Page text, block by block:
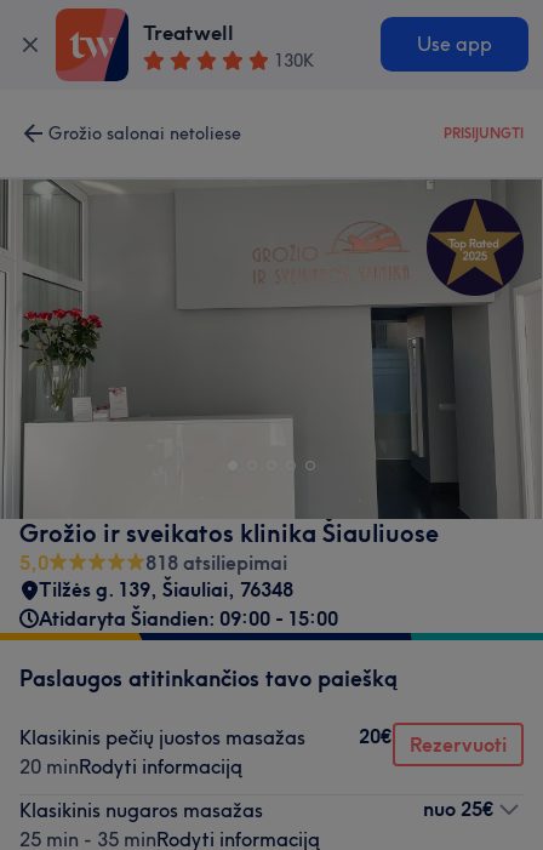
Treatwell
130K
Use app
Grožio salonai netoliese PRISIJUNGTI
Grožio ir sveikatos klinika Šiauliuose
5,0
818 atsiliepimai
Tilžės g. 139, Šiauliai, 76348
Atidaryta Šiandien: 09:00 - 15:00
Paslaugos atitinkančios tavo paiešką
Klasikinis pečių juostos masažas
20 minRodyti informaciją
20€ Rezervuoti
Klasikinis nugaros masažas
25 min - 35 minRodyti informaciją
nuo 25€